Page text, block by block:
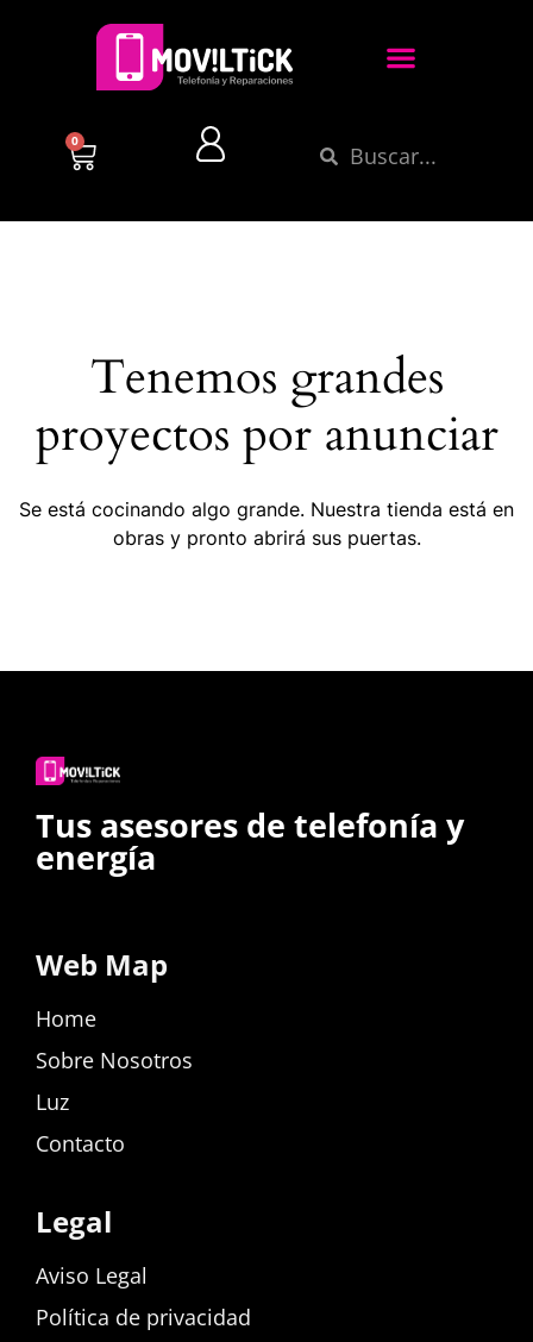
0
Tenemos grandes
proyectos por anunciar
Se está cocinando algo grande. Nuestra tienda está en
obras y pronto abrirá sus puertas.
Tus asesores de telefonía y
energía
Web Map
Home
Sobre Nosotros
Luz
Contacto
Legal
Aviso Legal
Política de privacidad